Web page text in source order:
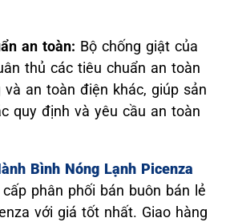
an toàn: Bộ chống giật của
thủ các tiêu chuẩn an toàn
an toàn điện khác, giúp sản
quy định và yêu cầu an toàn
Bình Nóng Lạnh Picenza
cấp phân phối bán buôn bán lẻ
với giá tốt nhất. Giao hàng